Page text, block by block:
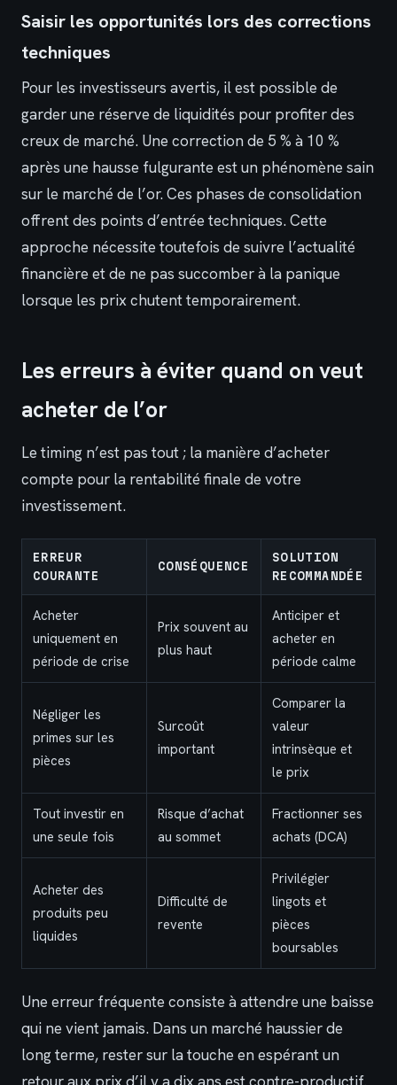
Saisir les opportunités lors des corrections
techniques
Pour les investisseurs avertis, il est possible de
garder une réserve de liquidités pour profiter des
creux de marché. Une correction de 5 % à 10 %
après une hausse fulgurante est un phénomène sain
sur le marché de l’or. Ces phases de consolidation
offrent des points d’entrée techniques. Cette
approche nécessite toutefois de suivre l’actualité
financière et de ne pas succomber à la panique
lorsque les prix chutent temporairement.
Les erreurs à éviter quand on veut
acheter de l’or
Le timing n’est pas tout ; la manière d’acheter
compte pour la rentabilité finale de votre
investissement.
ERREUR
COURANTE
CONSÉQUENCE
SOLUTION
RECOMMANDÉE
Acheter
uniquement en
période de crise
Prix souvent au
plus haut
Anticiper et
acheter en
période calme
Négliger les
primes sur les
pièces
Surcoût
important
Comparer la
valeur
intrinsèque et
le prix
Tout investir en
une seule fois
Risque d’achat
au sommet
Fractionner ses
achats (DCA)
Acheter des
produits peu
liquides
Difficulté de
revente
Privilégier
lingots et
pièces
boursables
Une erreur fréquente consiste à attendre une baisse
qui ne vient jamais. Dans un marché haussier de
long terme, rester sur la touche en espérant un